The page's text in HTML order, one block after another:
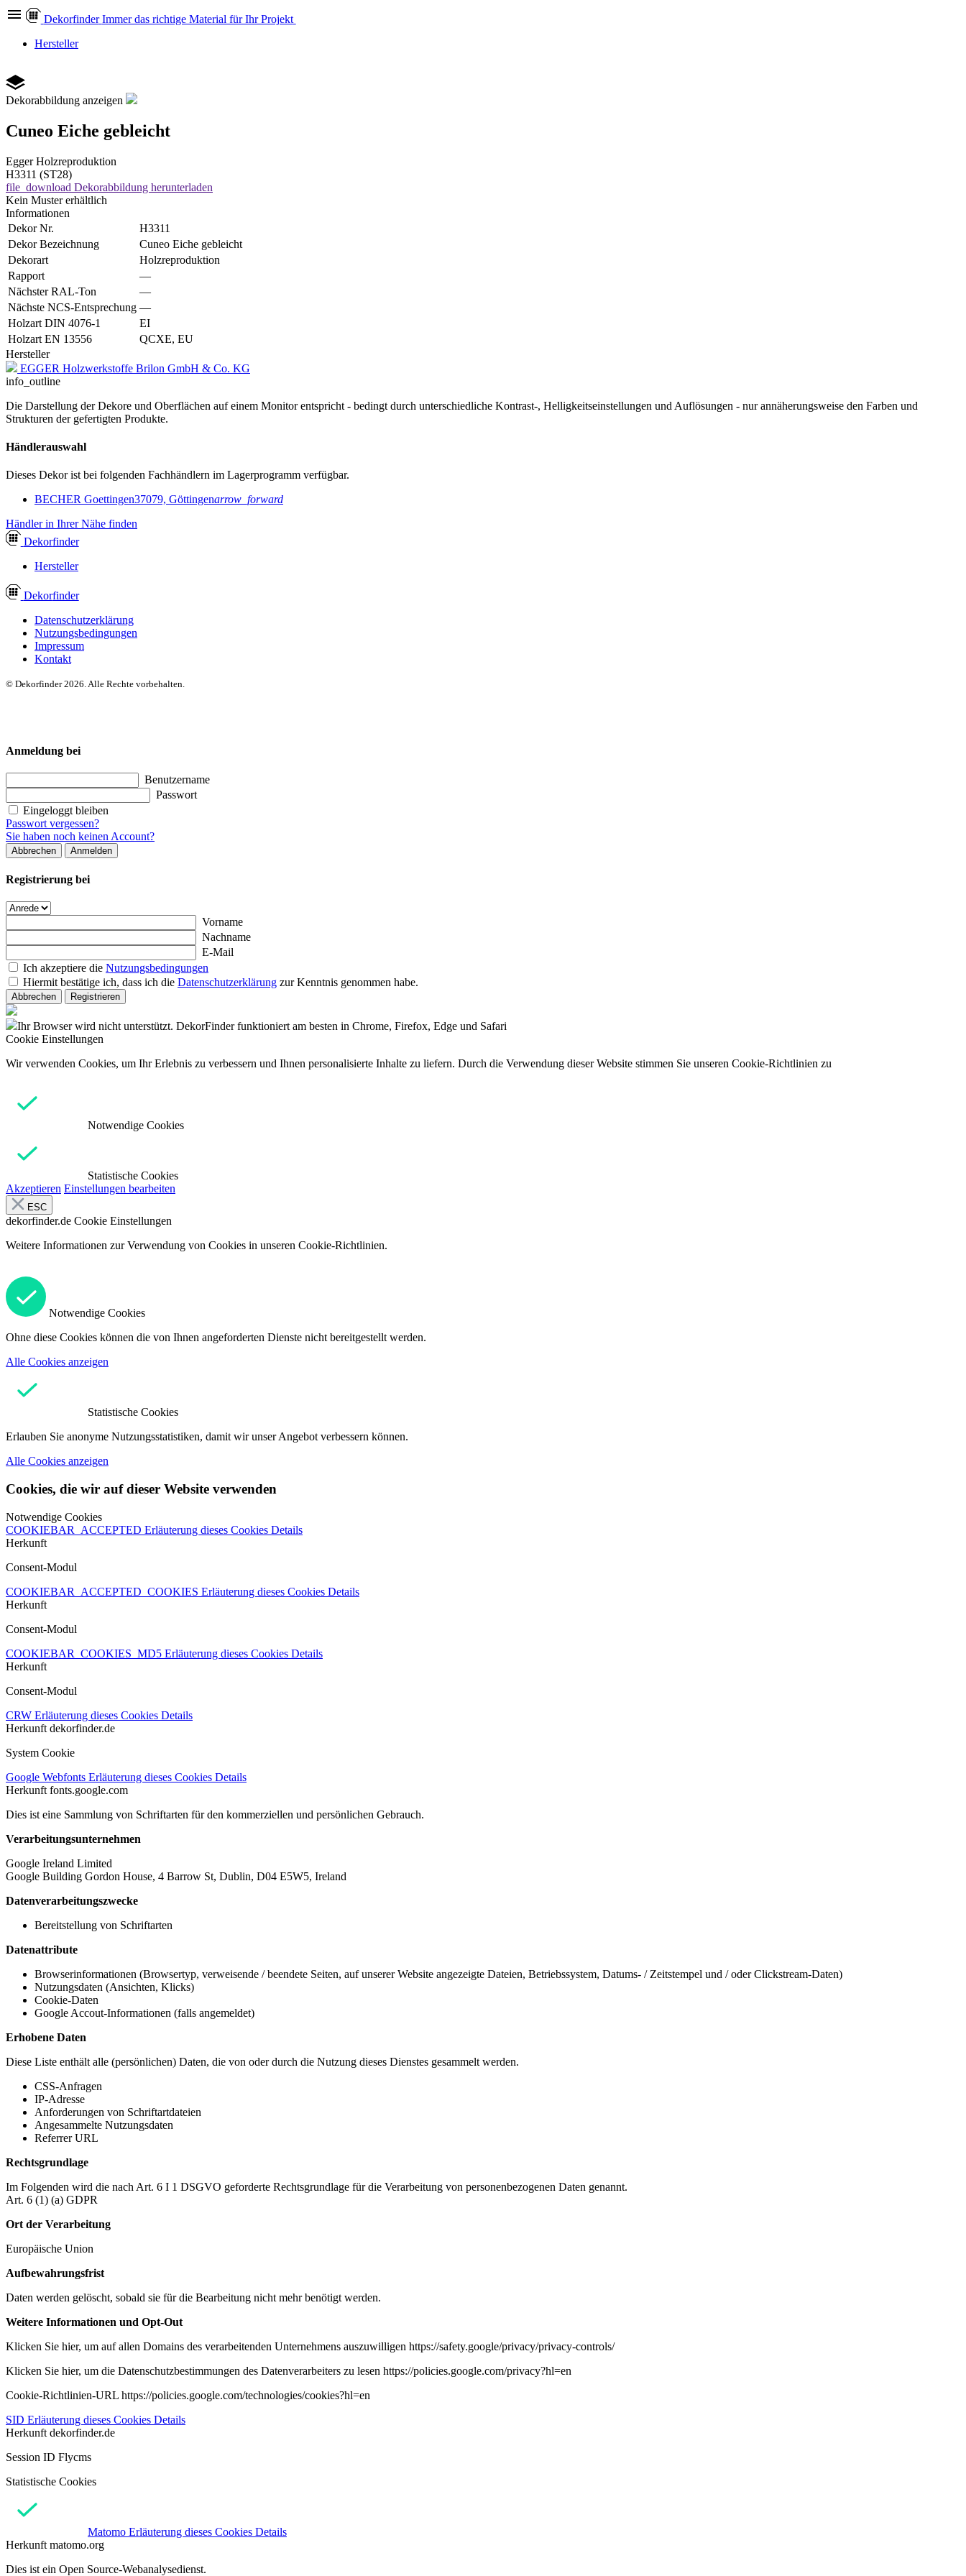
Dekorfinder Immer das richtige Material für Ihr Projekt
Hersteller
Dekorabbildung anzeigen
Cuneo Eiche gebleicht
Egger Holzreproduktion
H3311 (ST28)
file_download Dekorabbildung herunterladen
Kein Muster erhältlich
Informationen
Dekor Nr.
H3311
Dekor Bezeichnung
Cuneo Eiche gebleicht
Dekorart
Holzreproduktion
Rapport
—
Nächster RAL-Ton
—
Nächste NCS-Entsprechung —
Holzart DIN 4076-1
EI
Holzart EN 13556
QCXE, EU
Hersteller
EGGER Holzwerkstoffe Brilon GmbH & Co. KG
info_outline
Die Darstellung der Dekore und Oberflächen auf einem Monitor entspricht - bedingt durch unterschiedliche Kontrast-, Helligkeitseinstellungen und Auflösungen - nur annäherungsweise den Farben und
Strukturen der gefertigten Produkte.
Händlerauswahl
Dieses Dekor ist bei folgenden Fachhändlern im Lagerprogramm verfügbar.
BECHER Goettingen37079, Göttingenarrow_forward
Händler in Ihrer Nähe finden
Dekorfinder
Hersteller
Dekorfinder
Datenschutzerklärung
Nutzungsbedingungen
Impressum
Kontakt
© Dekorfinder 2026. Alle Rechte vorbehalten.
Anmeldung bei
Benutzername
Passwort
Eingeloggt bleiben
Passwort vergessen?
Sie haben noch keinen Account?
Abbrechen Anmelden
Registrierung bei
Vorname
Nachname
E-Mail
Ich akzeptiere die Nutzungsbedingungen
Hiermit bestätige ich, dass ich die Datenschutzerklärung zur Kenntnis genommen habe.
Abbrechen Registrieren
Ihr Browser wird nicht unterstützt. DekorFinder funktioniert am besten in Chrome, Firefox, Edge und Safari
Cookie Einstellungen
Wir verwenden Cookies, um Ihr Erlebnis zu verbessern und Ihnen personalisierte Inhalte zu liefern. Durch die Verwendung dieser Website stimmen Sie unseren Cookie-Richtlinien zu
Notwendige Cookies
Statistische Cookies
Akzeptieren Einstellungen bearbeiten
ESC
dekorfinder.de Cookie Einstellungen
Weitere Informationen zur Verwendung von Cookies in unseren Cookie-Richtlinien.
Notwendige Cookies
Ohne diese Cookies können die von Ihnen angeforderten Dienste nicht bereitgestellt werden.
Alle Cookies anzeigen
Statistische Cookies
Erlauben Sie anonyme Nutzungsstatistiken, damit wir unser Angebot verbessern können.
Alle Cookies anzeigen
Cookies, die wir auf dieser Website verwenden
Notwendige Cookies
COOKIEBAR_ACCEPTED Erläuterung dieses Cookies Details
Herkunft
Consent-Modul
COOKIEBAR_ACCEPTED_COOKIES Erläuterung dieses Cookies Details
Herkunft
Consent-Modul
COOKIEBAR_COOKIES_MD5 Erläuterung dieses Cookies Details
Herkunft
Consent-Modul
CRW Erläuterung dieses Cookies Details
Herkunft dekorfinder.de
System Cookie
Google Webfonts Erläuterung dieses Cookies Details
Herkunft fonts.google.com
Dies ist eine Sammlung von Schriftarten für den kommerziellen und persönlichen Gebrauch.
Verarbeitungsunternehmen
Google Ireland Limited
Google Building Gordon House, 4 Barrow St, Dublin, D04 E5W5, Ireland
Datenverarbeitungszwecke
Bereitstellung von Schriftarten
Datenattribute
Browserinformationen (Browsertyp, verweisende / beendete Seiten, auf unserer Website angezeigte Dateien, Betriebssystem, Datums- / Zeitstempel und / oder Clickstream-Daten)
Nutzungsdaten (Ansichten, Klicks)
Cookie-Daten
Google Accout-Informationen (falls angemeldet)
Erhobene Daten
Diese Liste enthält alle (persönlichen) Daten, die von oder durch die Nutzung dieses Dienstes gesammelt werden.
CSS-Anfragen
IP-Adresse
Anforderungen von Schriftartdateien
Angesammelte Nutzungsdaten
Referrer URL
Rechtsgrundlage
Im Folgenden wird die nach Art. 6 I 1 DSGVO geforderte Rechtsgrundlage für die Verarbeitung von personenbezogenen Daten genannt.
Art. 6 (1) (a) GDPR
Ort der Verarbeitung
Europäische Union
Aufbewahrungsfrist
Daten werden gelöscht, sobald sie für die Bearbeitung nicht mehr benötigt werden.
Weitere Informationen und Opt-Out
Klicken Sie hier, um auf allen Domains des verarbeitenden Unternehmens auszuwilligen https://safety.google/privacy/privacy-controls/
Klicken Sie hier, um die Datenschutzbestimmungen des Datenverarbeiters zu lesen https://policies.google.com/privacy?hl=en
Cookie-Richtlinien-URL https://policies.google.com/technologies/cookies?hl=en
SID Erläuterung dieses Cookies Details
Herkunft dekorfinder.de
Session ID Flycms
Statistische Cookies
Matomo Erläuterung dieses Cookies Details
Herkunft matomo.org
Dies ist ein Open Source-Webanalysedienst.